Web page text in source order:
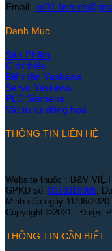
Email:
Danh Mục
Sản Phẩm
Giới thiệu
Biến tần Yaskawa
Servo Yaskawa
PLC Siemens
Vật tư tự động hoá
THÔNG TIN LIÊN HỆ
Website thuộc : B&V
GPKD số: 0316318085,
Minh cấp ngày 11/06/2020.
Copyright ©2021 - Được
THÔNG TIN CẦN BIẾT